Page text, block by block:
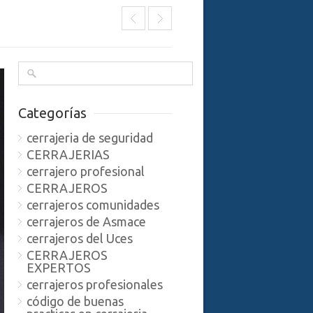
Categorías
cerrajeria de seguridad
CERRAJERIAS
cerrajero profesional
CERRAJEROS
cerrajeros comunidades
cerrajeros de Asmace
cerrajeros del Uces
CERRAJEROS
EXPERTOS
cerrajeros profesionales
código de buenas